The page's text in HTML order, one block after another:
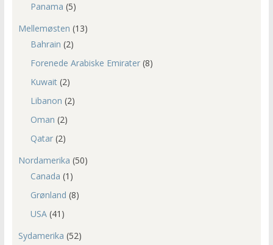
Panama (5)
Mellemøsten (13)
Bahrain (2)
Forenede Arabiske Emirater(8)
Kuwait(2)
Libanon (2)
Oman (2)
Qatar(2)
Nordamerika (50)
Canada (1)
Grønland (8)
USA(41)
Sydamerika (52)